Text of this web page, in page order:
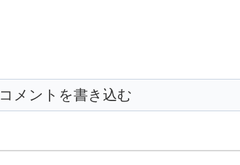
コメントを書き込む